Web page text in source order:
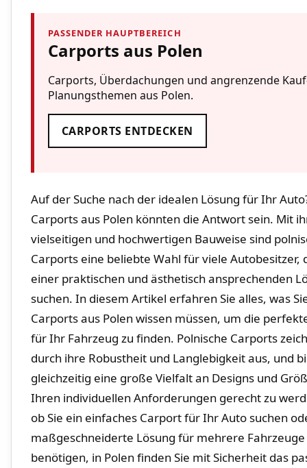
PASSENDER HAUPTBEREICH
Carports aus Polen
Carports, Überdachungen und angrenzende
Planungsthemen aus Polen.
CARPORTS ENTDECKEN
Auf der Suche nach der idealen Lösung ⁤für ‌Ihr
Carports aus Polen könnten⁢ die Antwort sein. Mit
vielseitigen⁤ und hochwertigen Bauweise sind
Carports eine beliebte Wahl für viele ‌Autobesitzer,
einer praktischen ​und ästhetisch ansprechenden
suchen. In diesem Artikel erfahren Sie alles, was
Carports ⁤aus‌ Polen⁤ wissen müssen, um die
für Ihr ​Fahrzeug zu finden. Polnische Carports
durch ihre Robustheit und Langlebigkeit ​aus,​ und⁣
⁣gleichzeitig eine große Vielfalt an Designs und
Ihren ⁣individuellen Anforderungen ​gerecht zu
ob Sie ein einfaches Carport ⁢für Ihr Auto suchen
maßgeschneiderte Lösung​ für mehrere Fahrzeuge
benötigen, ​in Polen⁣ finden Sie mit Sicherheit das‌